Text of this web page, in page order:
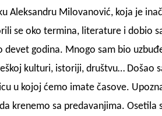
Aleksandru Milovanović, koja je
se oko termina, literature i dobio
godina. Mnogo sam bio
kulturi, istoriji, društvu… Došao
u kojoj ćemo imate časove.
krenemo sa predavanjima.